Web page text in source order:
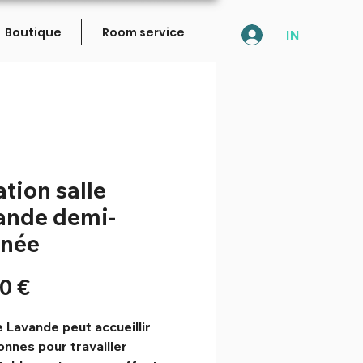
Boutique Room service IN
salle
demi-
€Prix
Lavande peut accueillir
pour travailler